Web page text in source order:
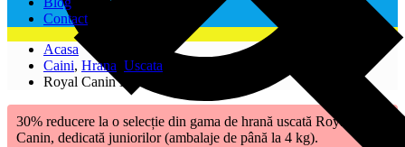
Contact
Acasa
Caini, Hrana Uscata
Royal Canin Medium Puppy
30% reducere la o selecție din gama de hrană uscată Royal
Canin, dedicată juniorilor (ambalaje de până la 4 kg).